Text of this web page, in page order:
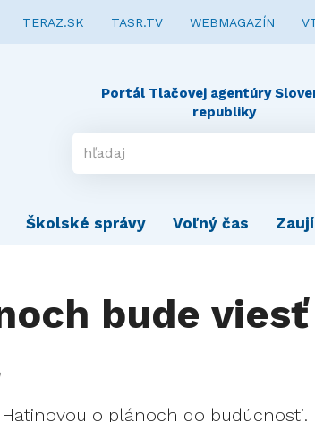
TERAZ.SK TASR.TV WEBMAGAZÍN
Portál Tlačovej agentúry
republiky
Školské správy Voľný čas
bude
o plánoch do budúcnosti.